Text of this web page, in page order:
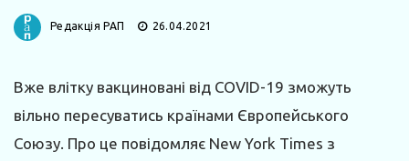
Редакція РАП 26.04.2021
Вже влітку вакциновані від COVID-19 зможуть
вільно пересуватись країнами Європейського
Союзу. Про це повідомляє New York Times з